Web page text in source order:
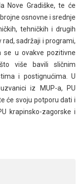
Nove Gradiške, te će
osnovne i srednje
tehničkih i drugih
sadržaji i programi,
se u ovakve pozitivne
više bavili sličnim
i postignućima. U
iz MUP-a, PU
će svoju potporu dati i
krapinsko-zagorske i